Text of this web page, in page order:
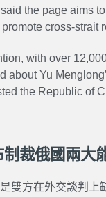
the page aims
cross-strait
with over
about Yu
the Republic of
裁俄國兩大
雙方在外交談判上